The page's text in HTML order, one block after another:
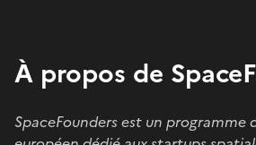
À propos de
SpaceFounders est un programme